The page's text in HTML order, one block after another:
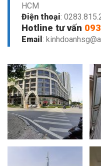
HCM
Điện thoại:
Hotline tư vấn
Email :